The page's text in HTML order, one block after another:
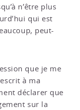
n’être plus
qui est
peut-
que je me
à ma
déclarer que
sur la